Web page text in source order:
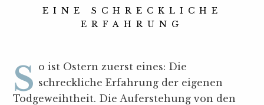
EINE SCHRECKLICHE
ERFAHRUNG
So ist Ostern zuerst eines: Die schreckliche Erfahrung der eigenen
Todgeweihtheit. Die Auferstehung von den